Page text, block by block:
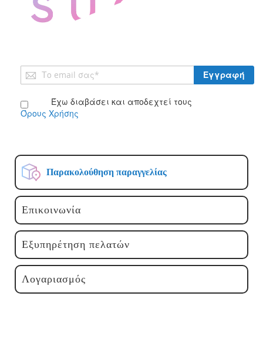
Παρακολούθηση παραγγελίας
Επικοινωνία
Εξυπηρέτηση πελατών
Λογαριασμός
Εγγραφή
στο
Δελτίο: Έχω διαβάσει και αποδεχτεί τους
Όρους Χρήσης
Εγγραφή